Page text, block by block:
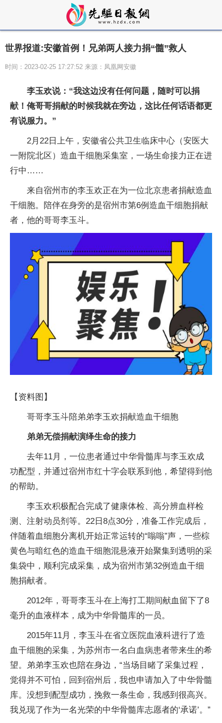
世界报道:安徽首例！兄弟两人接力捐“髓”救人
时间：2023-02-25 17:27:52 来源：凤凰网安徽
李玉欢说：“我这边没有任何问题，随时可以捐
献！俺哥哥捐献的时候我就在旁边，这比任何话语都更
有说服力。”
2月22日上午，安徽省公共卫生临床中心（安医大
一附院北区）造血干细胞采集室，一场生命接力正在进
行中……
来自宿州市的李玉欢正在为一位北京患者捐献造血
干细胞。陪伴在身旁的是宿州市第6例造血干细胞捐献
者，他的哥哥李玉斗。
【资料图】
哥哥李玉斗陪弟弟李玉欢捐献造血干细胞
弟弟无偿捐献演绎生命的接力
去年11月，一位患者通过中华骨髓库与李玉欢成
功配型，并通过宿州市红十字会联系到他，希望得到他
的帮助。
李玉欢积极配合完成了健康体检、高分辨血样检
测、注射动员剂等。22日8点30分，准备工作完成后，
伴随着血细胞分离机开始正常运转的“嗡嗡”声，一些棕
黄色与暗红色的造血干细胞混悬液开始聚集到透明的采
集袋中，顺利完成采集，成为宿州市第32例造血干细
胞捐献者。
2012年，哥哥李玉斗在上海打工期间献血留下了8
毫升的血液样本，成为中华骨髓库的一员。
2015年11月，李玉斗在省立医院血液科进行了造
血干细胞的采集，为苏州市一名白血病患者带来生的希
望。弟弟李玉欢也陪在身边，“当场目睹了采集过程，
觉得并不可怕，回到宿州后，我也申请加入了中华骨髓
库。没想到配型成功，挽救一条生命，我感到很高兴。
我兑现了作为一名光荣的中华骨髓库志愿者的‘承诺’。”